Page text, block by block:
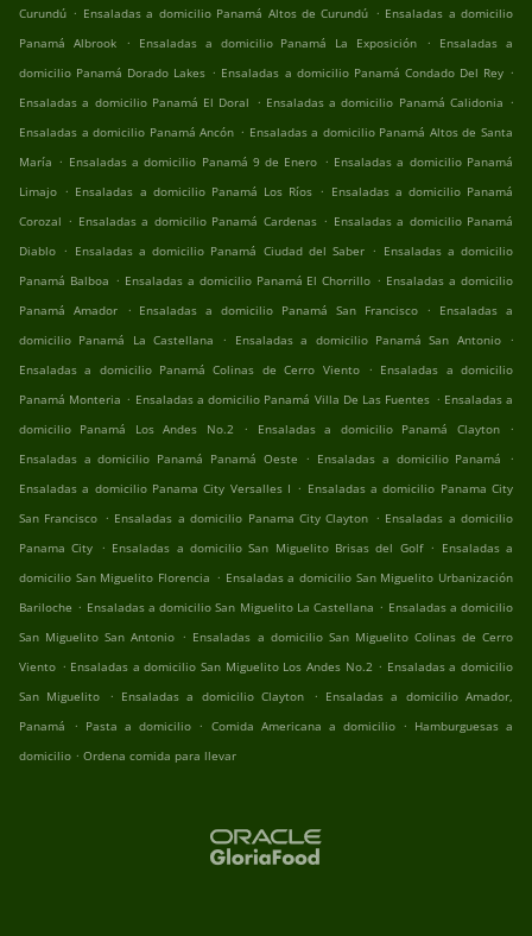
Curundú . Ensaladas a domicilio Panamá Altos de Curundú . Ensaladas a domicilio
Panamá Albrook
. Ensaladas a domicilio Panamá La Exposición .
Ensaladas a
domicilio Panamá Dorado Lakes . Ensaladas a domicilio Panamá Condado Del Rey .
Ensaladas a domicilio Panamá El Doral . Ensaladas a domicilio Panamá Calidonia .
Ensaladas a domicilio Panamá Ancón . Ensaladas a domicilio Panamá Altos de Santa
María . Ensaladas a domicilio Panamá 9 de Enero . Ensaladas a domicilio Panamá
Limajo . Ensaladas a domicilio Panamá Los Ríos . Ensaladas a domicilio Panamá
Corozal . Ensaladas a domicilio Panamá Cardenas . Ensaladas a domicilio Panamá
Diablo . Ensaladas a domicilio Panamá Ciudad del Saber . Ensaladas a domicilio
Panamá Balboa . Ensaladas a domicilio Panamá El Chorrillo . Ensaladas a domicilio
Panamá Amador
. Ensaladas a domicilio Panamá San Francisco .
Ensaladas a
domicilio Panamá La Castellana
. Ensaladas a domicilio Panamá San Antonio .
Ensaladas a domicilio Panamá Colinas de Cerro Viento
. Ensaladas a domicilio
Panamá Monteria . Ensaladas a domicilio Panamá Villa De Las Fuentes . Ensaladas a
domicilio Panamá Los Andes No.2
. Ensaladas a domicilio Panamá Clayton
.
Ensaladas a domicilio Panamá Panamá Oeste . Ensaladas a domicilio Panamá
.
Ensaladas a domicilio Panama City Versalles I . Ensaladas a domicilio Panama City
San Francisco . Ensaladas a domicilio Panama City Clayton . Ensaladas a domicilio
Panama City . Ensaladas a domicilio San Miguelito Brisas del Golf . Ensaladas a
domicilio San Miguelito Florencia . Ensaladas a domicilio San Miguelito Urbanización
Bariloche . Ensaladas a domicilio San Miguelito La Castellana . Ensaladas a domicilio
San Miguelito San Antonio . Ensaladas a domicilio San Miguelito Colinas de Cerro
Viento . Ensaladas a domicilio San Miguelito Los Andes No.2 . Ensaladas a domicilio
San Miguelito
. Ensaladas a domicilio Clayton . Ensaladas a domicilio Amador,
Panamá
. Pasta a domicilio . Comida Americana a domicilio . Hamburguesas a
domicilio . Ordena comida para llevar